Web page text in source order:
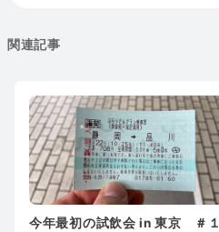
関連記事
今年最初の試飲会 in 東京 ＃１